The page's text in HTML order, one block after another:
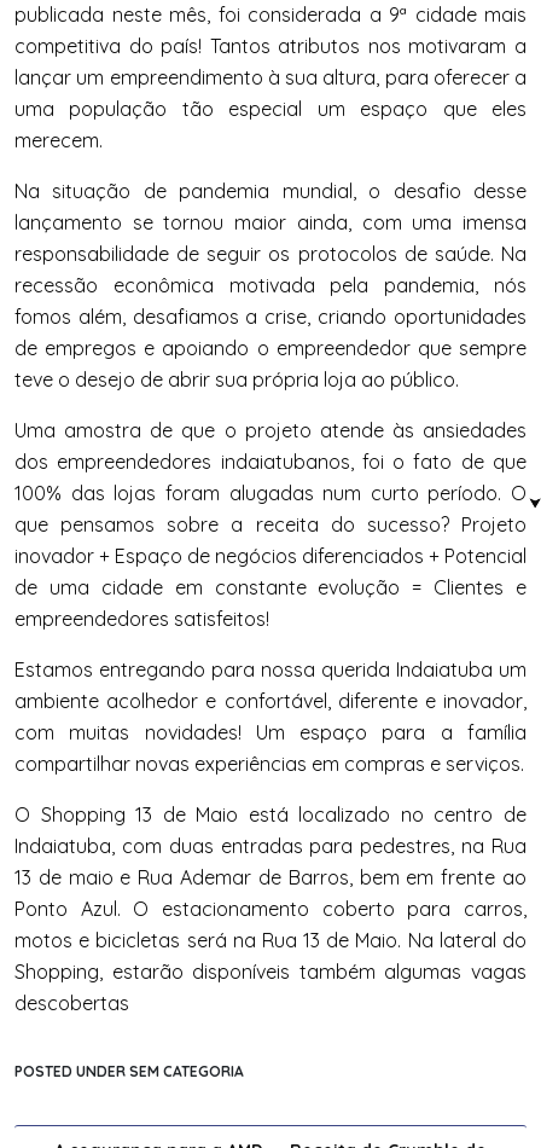
publicada neste mês, foi considerada a 9ª cidade mais
competitiva do país! Tantos atributos nos motivaram a
lançar um empreendimento à sua altura, para oferecer a
uma população tão especial um espaço que eles
merecem.
Na situação de pandemia mundial, o desafio desse
lançamento se tornou maior ainda, com uma imensa
responsabilidade de seguir os protocolos de saúde. Na
recessão econômica motivada pela pandemia, nós
fomos além, desafiamos a crise, criando oportunidades
de empregos e apoiando o empreendedor que sempre
teve o desejo de abrir sua própria loja ao público.
Uma amostra de que o projeto atende às ansiedades
dos empreendedores indaiatubanos, foi o fato de que
100% das lojas foram alugadas num curto período. O
que pensamos sobre a receita do sucesso? Projeto
inovador + Espaço de negócios diferenciados + Potencial
de uma cidade em constante evolução = Clientes e
empreendedores satisfeitos!
Estamos entregando para nossa querida Indaiatuba um
ambiente acolhedor e confortável, diferente e inovador,
com muitas novidades! Um espaço para a família
compartilhar novas experiências em compras e serviços.
O Shopping 13 de Maio está localizado no centro de
Indaiatuba, com duas entradas para pedestres, na Rua
13 de maio e Rua Ademar de Barros, bem em frente ao
Ponto Azul. O estacionamento coberto para carros,
motos e bicicletas será na Rua 13 de Maio. Na lateral do
Shopping, estarão disponíveis também algumas vagas
descobertas
POSTED UNDER SEM CATEGORIA